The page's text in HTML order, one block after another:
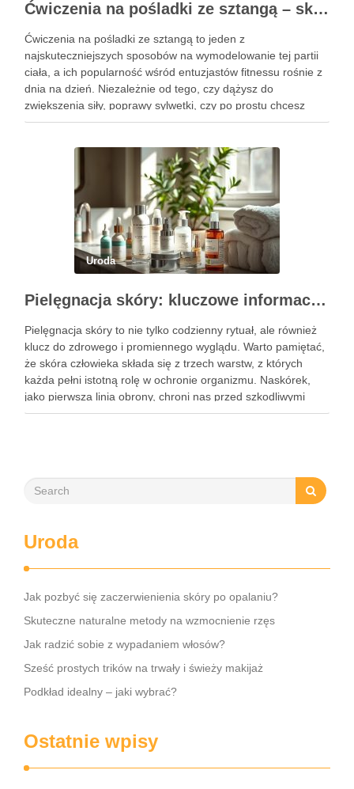
Ćwiczenia na pośladki ze sztangą – skuteczne metody i techniki treningowe
Ćwiczenia na pośladki ze sztangą to jeden z
najskuteczniejszych sposobów na wymodelowanie tej partii
ciała, a ich popularność wśród entuzjastów fitnessu rośnie z
dnia na dzień. Niezależnie od tego, czy dążysz do
zwiększenia siły, poprawy sylwetki, czy po prostu chcesz
poczuć się lepiej w swoim ciele, odpowiednio dobrane
Uroda
Pielęgnacja skóry: kluczowe informacje i skuteczne metody
Pielęgnacja skóry to nie tylko codzienny rytuał, ale również
klucz do zdrowego i promiennego wyglądu. Warto pamiętać,
że skóra człowieka składa się z trzech warstw, z których
każda pełni istotną rolę w ochronie organizmu. Naskórek,
jako pierwsza linia obrony, chroni nas przed szkodliwymi
czynnikami zewnętrznymi, a nawilżająca skóra właściwa,
Uroda
Jak pozbyć się zaczerwienienia skóry po opalaniu?
Skuteczne naturalne metody na wzmocnienie rzęs
Jak radzić sobie z wypadaniem włosów?
Sześć prostych trików na trwały i świeży makijaż
Podkład idealny – jaki wybrać?
Ostatnie wpisy